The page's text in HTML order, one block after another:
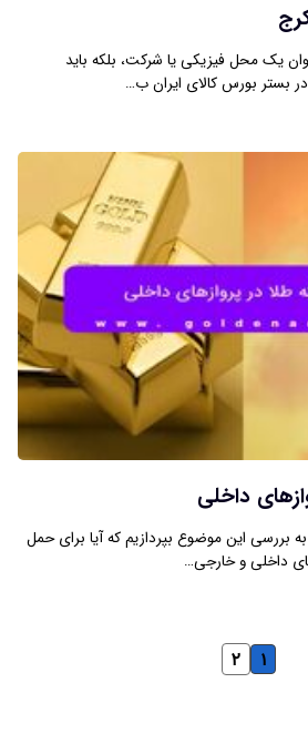
یک محل فیزیکی یا شرکت، بلکه باید
در بستر بورس کالای ایران ب…
داخلی
بررسی این موضوع بپردازیم که آیا برای حمل
داخلی و خارجی…
۱ ۲